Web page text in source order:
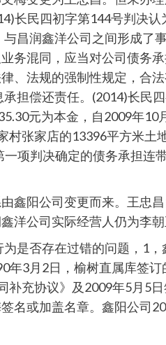
长民四初字第144号判决
昌润鑫洋公司之间形成了
务混同，应当对公司债务
、法规的强制性规定，合
担偿还责任。(2014)长民
元为本金，自2009年10
张家店的13396平方米土
项判决确定的债务承担连
鑫阳公司变更而来。王忠
洋公司实际经营人仍为李朝
是否存在过错的问题，1
3月2日，榆树直属库签
充协议》及2009年5月5
名或加盖名章。鑫阳公司